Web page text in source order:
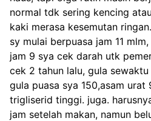
menyebabkan lonjakan
dan meningkatkan risiko
itu, minuman beralkohol
minuman yang dapat
jika dikonsumsi
dan mencegah berbagai
sangat disarankan untuk
konsumsi alkohol.
normal tdk sering kencing
kaki merasa kesemutan ringan.
sy mulai berpuasa jam 11
jam 9 sya cek darah utk
cek 2 tahun lalu, gula
gula puasa sya 150,asam
trigliserid tinggi. juga.
jam setelah makan, namun